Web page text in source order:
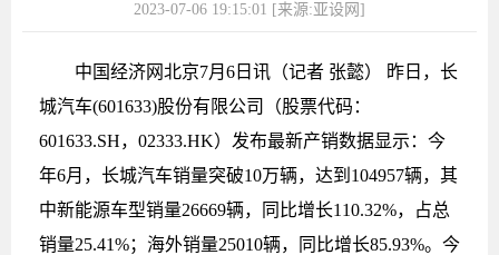
2023-07-06 19:15:01 [来源:亚设网]
中国经济网北京7月6日讯（记者 张懿） 昨日，长
城汽车(601633)股份有限公司（股票代码：
601633.SH，02333.HK）发布最新产销数据显示：今
年6月，长城汽车销量突破10万辆，达到104957辆，其
中新能源车型销量26669辆，同比增长110.32%，占总
销量25.41%；海外销量25010辆，同比增长85.93%。今